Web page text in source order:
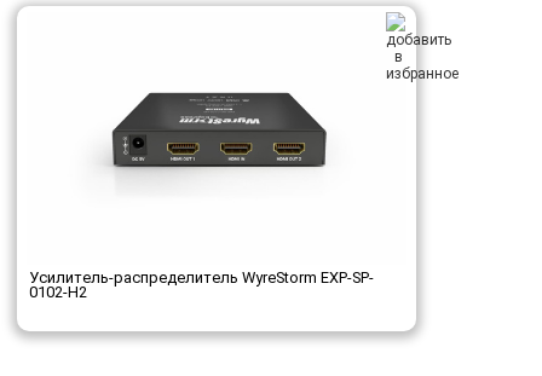
Усилитель-распределитель WyreStorm EXP-SP-
0102-H2